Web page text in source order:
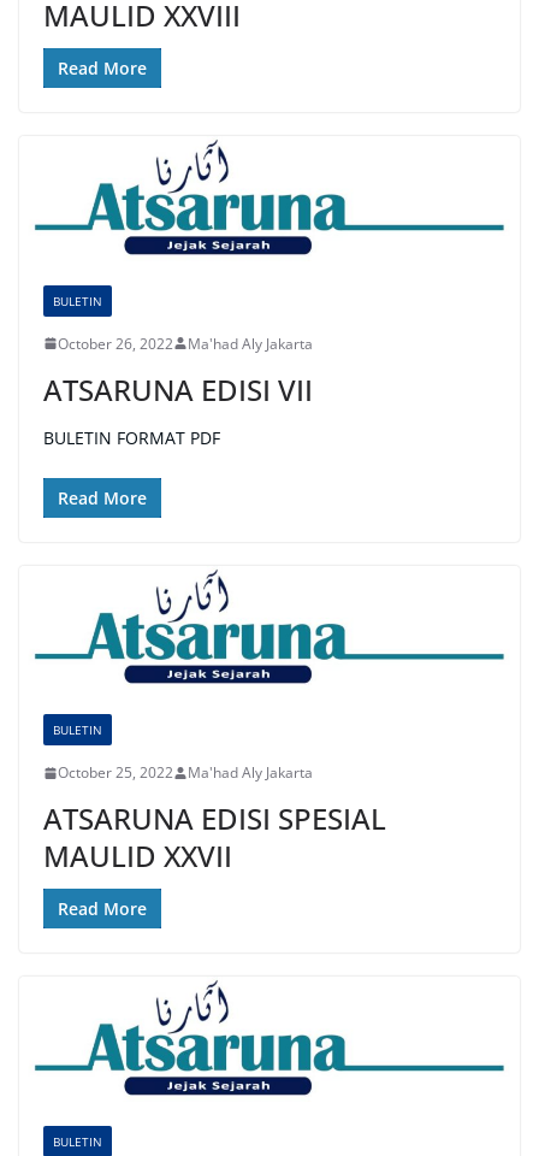
MAULID XXVIII
Read More
BULETIN
October 26, 2022 Ma'had Aly Jakarta
ATSARUNA EDISI VII
BULETIN FORMAT PDF
Read More
BULETIN
October 25, 2022 Ma'had Aly Jakarta
ATSARUNA EDISI SPESIAL
MAULID XXVII
Read More
BULETIN